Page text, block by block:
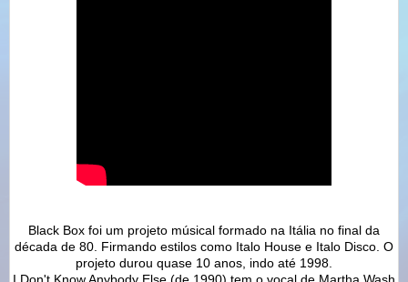
Black Box foi um projeto músical formado na Itália no final da
década de 80. Firmando estilos como Italo House e Italo Disco. O
projeto durou quase 10 anos, indo até 1998.
I Don't Know Anybody Else (de 1990) tem o vocal de Martha Wash